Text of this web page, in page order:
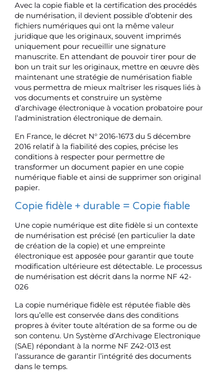
Avec la copie fiable et la certification des procédés
de numérisation, il devient possible d’obtenir des
fichiers numériques qui ont la même valeur
juridique que les originaux, souvent imprimés
uniquement pour recueillir une signature
manuscrite. En attendant de pouvoir tirer pour de
bon un trait sur les originaux, mettre en œuvre dès
maintenant une stratégie de numérisation fiable
vous permettra de mieux maîtriser les risques liés à
vos documents et construire un système
d’archivage électronique à vocation probatoire pour
l’administration électronique de demain.
En France, le décret N° 2016-1673 du 5 décembre
2016 relatif à la fiabilité des copies, précise les
conditions à respecter pour permettre de
transformer un document papier en une copie
numérique fiable et ainsi de supprimer son original
papier.
Copie fidèle + durable = Copie fiable
Une copie numérique est dite fidèle si un contexte
de numérisation est précisé (en particulier la date
de création de la copie) et une empreinte
électronique est apposée pour garantir que toute
modification ultérieure est détectable. Le processus
de numérisation est décrit dans la norme NF 42-
026
La copie numérique fidèle est réputée fiable dès
lors qu’elle est conservée dans des conditions
propres à éviter toute altération de sa forme ou de
son contenu. Un Système d’Archivage Electronique
(SAE) répondant à la norme NF Z42-013 est
l’assurance de garantir l’intégrité des documents
dans le temps.